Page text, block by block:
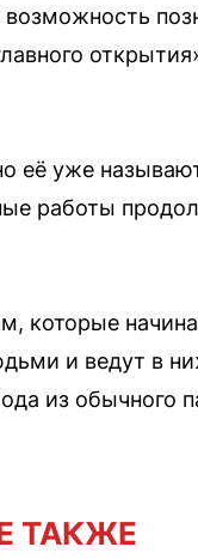
возможность
её уже
работы
которые
и ведут в
из обычного
ТАКЖЕ